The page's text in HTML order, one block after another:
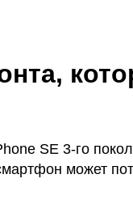
SE 3-го
может